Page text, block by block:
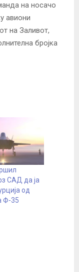
на носачо
авиони
на Заливот,
бројка
САД да ја
од
Ф-35